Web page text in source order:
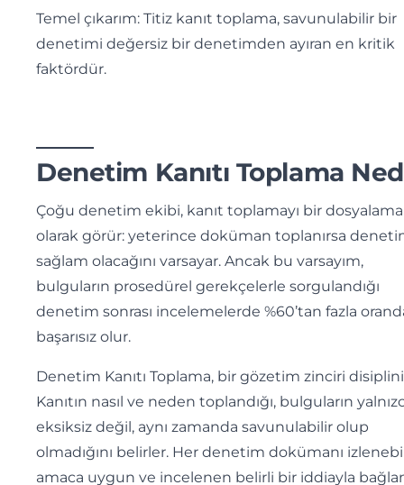
Temel çıkarım: Titiz kanıt toplama, savunulabilir bir
denetimi değersiz bir denetimden ayıran en kritik
faktördür.
Denetim Kanıtı Toplama
Çoğu denetim ekibi, kanıt toplamayı bir
olarak görür: yeterince doküman toplanırsa
sağlam olacağını varsayar. Ancak bu varsayım,
bulguların prosedürel gerekçelerle sorgulandığı
denetim sonrası incelemelerde %60’tan fazla
başarısız olur.
Denetim Kanıtı Toplama, bir gözetim zinciri
Kanıtın nasıl ve neden toplandığı, bulguların
eksiksiz değil, aynı zamanda savunulabilir olup
olmadığını belirler. Her denetim dokümanı
amaca uygun ve incelenen belirli bir iddiayla